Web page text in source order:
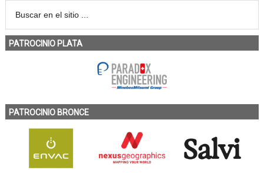
PATROCINIO PLATA
PATROCINIO BRONCE